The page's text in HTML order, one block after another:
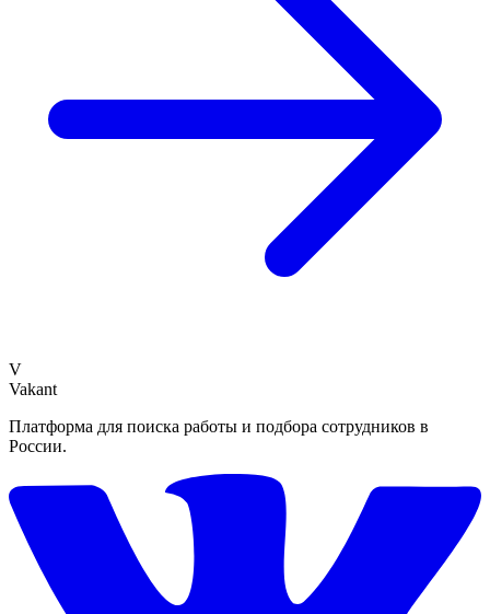
V
Vakant
Платформа для поиска работы и подбора сотрудников в
России.